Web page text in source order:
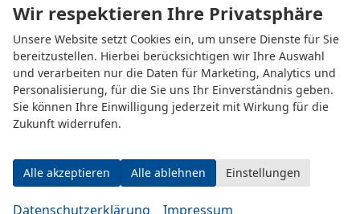
Eugen-Rosner-Str. 16
83278 Traunstein
Öffnungszeiten
Wir respektieren Ihre Privatsphäre
Unsere Website setzt Cookies ein, um unsere Dienste für Sie
bereitzustellen. Hierbei berücksichtigen wir Ihre Auswahl
und verarbeiten nur die Daten für Marketing, Analytics und
Personalisierung, für die Sie uns Ihr Einverständnis geben.
Sie können Ihre Einwilligung jederzeit mit Wirkung für die
Zukunft widerrufen.
Alle akzeptieren Alle ablehnen Einstellungen
Datenschutzerklärung Impressum